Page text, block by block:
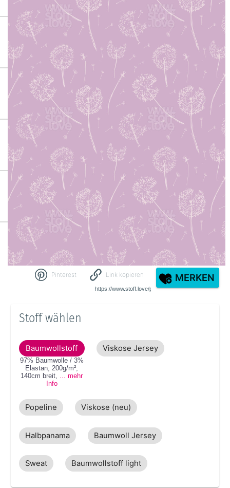
Pinterest Link kopieren MERKEN
Stoff wählen
Baumwollstoff
97% Baumwolle / 3%
Elastan 200g/m²
140cm breit
... mehr
Info
Viskose Jersey
Popeline Viskose (neu)
Halbpanama Baumwoll Jersey
Sweat Baumwollstoff light